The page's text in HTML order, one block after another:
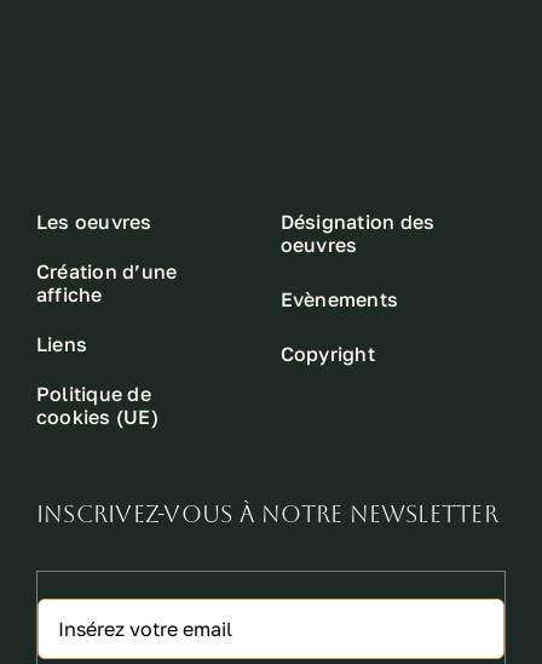
Les oeuvres
Création d’une
affiche
Liens
Politique de
cookies (UE)
Désignation des
oeuvres
Evènements
Copyright
INSCRIVEZ-VOUS À NOTRE NEWSLETTER